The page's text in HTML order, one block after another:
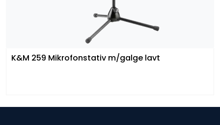
K&M 259 Mikrofonstativ m/galge lavt